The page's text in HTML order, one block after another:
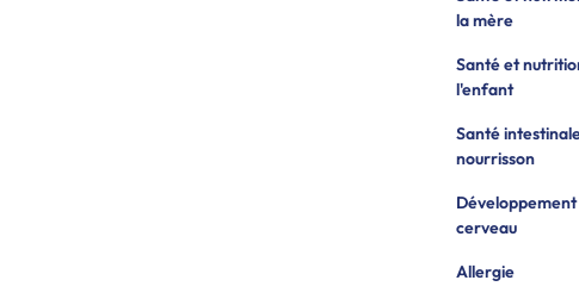
la mère
Santé et
l'enfant
Santé
nourrisson
Développement
cerveau
Allergie